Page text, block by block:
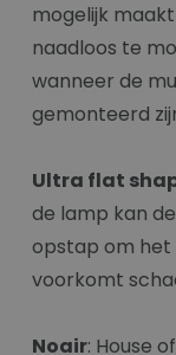
mogelijk
naadloos te
wanneer de
gemonteerd
Ultra flat
de lamp kan
opstap om het
voorkomt
Noair: House